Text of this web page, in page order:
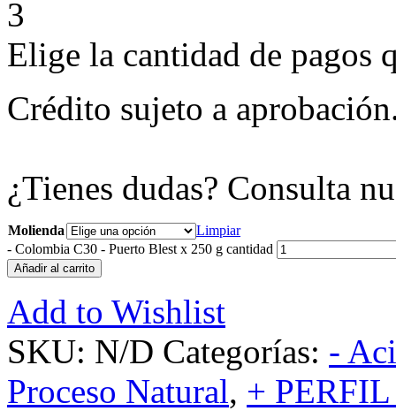
3
Elige la cantidad de pagos
Crédito sujeto a
¿Tienes dudas? Consulta
Molienda
Limpiar
- Colombia C30 - Puerto Blest x 250 g cantidad
Añadir al carrito
Add to Wishlist
SKU: N/D Categorías: -
Proceso Natural, +